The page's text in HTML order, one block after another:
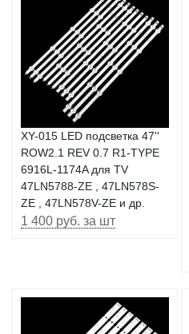
XY-015 LED подсветка 47''
ROW2.1 REV 0.7 R1-TYPE
6916L-1174A для TV
47LN5788-ZE , 47LN578S-
ZE , 47LN578V-ZE и др.
1 400 руб. за шт